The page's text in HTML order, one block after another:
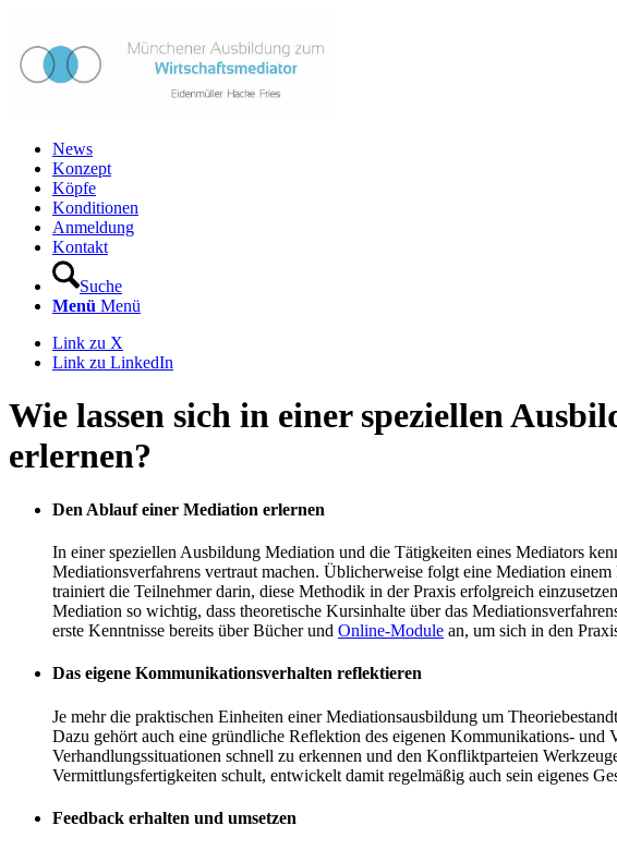
News
Konzept
Köpfe
Konditionen
Anmeldung
Kontakt
Suche
Menü Menü
Link zu X
Link zu LinkedIn
Wie lassen sich in einer speziellen
erlernen?
Den Ablauf einer Mediation erlernen
In einer speziellen Ausbildung Mediation und die Tätigkeiten eines Mediators
Mediationsverfahrens vertraut machen. Üblicherweise folgt eine Mediation
trainiert die Teilnehmer darin, diese Methodik in der Praxis erfolgreich
Mediation so wichtig, dass theoretische Kursinhalte über das
erste Kenntnisse bereits über Bücher und Online-Module an, um sich in den
Das eigene Kommunikationsverhalten reflektieren
Je mehr die praktischen Einheiten einer Mediationsausbildung um
Dazu gehört auch eine gründliche Reflektion des eigenen Kommunikations-
Verhandlungssituationen schnell zu erkennen und den Konfliktparteien
Vermittlungsfertigkeiten schult, entwickelt damit regelmäßig auch sein eigenes
Feedback erhalten und umsetzen